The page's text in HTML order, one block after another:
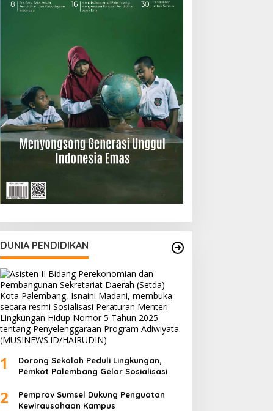
DUNIA PENDIDIKAN
1
Dorong Sekolah Peduli Lingkungan,
Pemkot Palembang Gelar Sosialisasi
2
Pemprov Sumsel Dukung Penguatan
Kewirausahaan Kampus